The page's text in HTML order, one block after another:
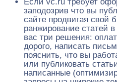
Если vc.ru требует
заподозрив что вы
сайте продвигая свой
ранжирование статей
вас три решения:
дорого, написать
пояснить, что вы
или публиковать
написанные